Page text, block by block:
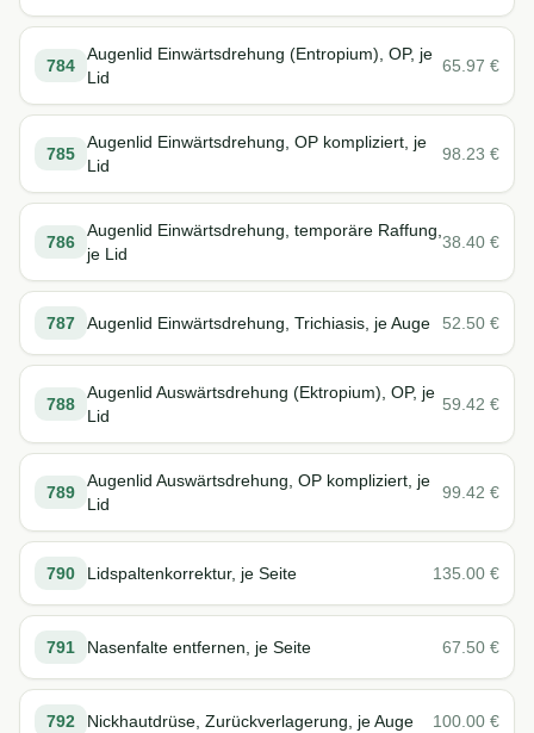
784
Augenlid Einwärtsdrehung (Entropium), OP, je
Lid
65.97 €
785
Augenlid Einwärtsdrehung, OP kompliziert, je
Lid
98.23 €
786
Augenlid Einwärtsdrehung, temporäre Raffung,
je Lid
38.40 €
787 Augenlid Einwärtsdrehung, Trichiasis, je Auge 52.50 €
788
Augenlid Auswärtsdrehung (Ektropium), OP, je
Lid
59.42 €
789
Augenlid Auswärtsdrehung, OP kompliziert, je
Lid
99.42 €
790 Lidspaltenkorrektur, je Seite 135.00 €
791 Nasenfalte entfernen, je Seite 67.50 €
792 Nickhautdrüse, Zurückverlagerung, je Auge 100.00 €